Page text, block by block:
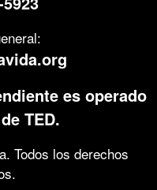
es operado
TED.
Todos los derechos